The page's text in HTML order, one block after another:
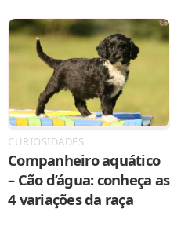
CURIOSIDADES
Companheiro aquático
– Cão d’água: conheça as
4 variações da raça